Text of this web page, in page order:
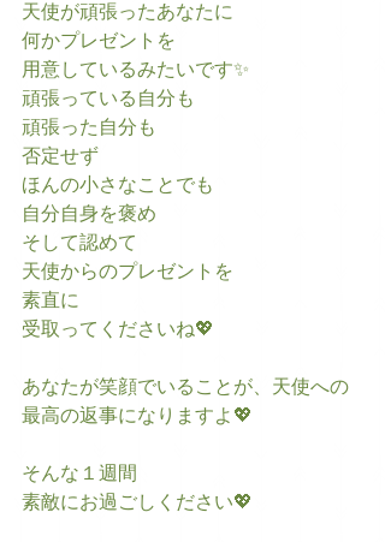
天使が頑張ったあなたに
何かプレゼントを
用意しているみたいです✨
頑張っている自分も
頑張った自分も
否定せず
ほんの小さなことでも
自分自身を褒め
そして認めて
天使からのプレゼントを
素直に
受取ってくださいね💖
あなたが笑顔でいることが、天使への
最高の返事になりますよ💖
そんな１週間
素敵にお過ごしください💖